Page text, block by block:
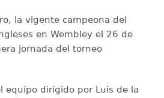
la vigente campeona del
en Wembley el 26 de
jornada del torneo
equipo dirigido por Luis de la